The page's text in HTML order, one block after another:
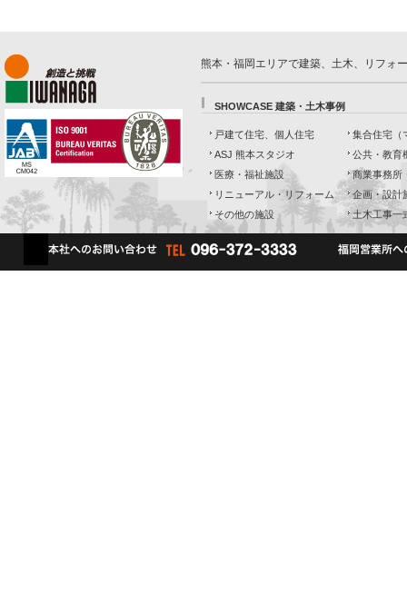
熊本・福岡エリアで建築、土木、リフォ
SHOWCASE 建築・土木事例
戸建て住宅、個人住宅
ASJ 熊本スタジオ
医療・福祉施設
リニューアル・リフォーム
その他の施設
集合住宅（
公共・教育
商業事務所
企画・設計
土木工事一